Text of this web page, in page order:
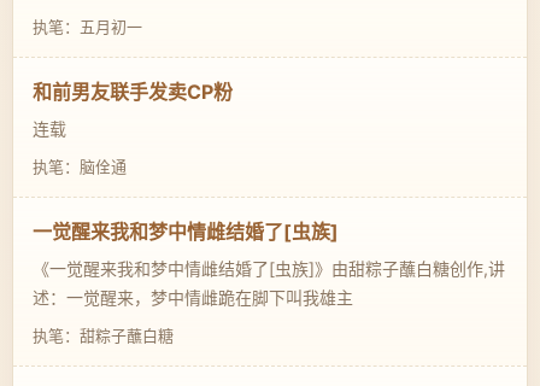
执笔：五月初一
和前男友联手发卖CP粉
连载
执笔：脑佺通
一觉醒来我和梦中情雌结婚了[虫族]
《一觉醒来我和梦中情雌结婚了[虫族]》由甜粽子蘸白糖创作,讲
述：一觉醒来，梦中情雌跪在脚下叫我雄主
执笔：甜粽子蘸白糖